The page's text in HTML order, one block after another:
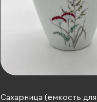
Сахарница (ёмкость